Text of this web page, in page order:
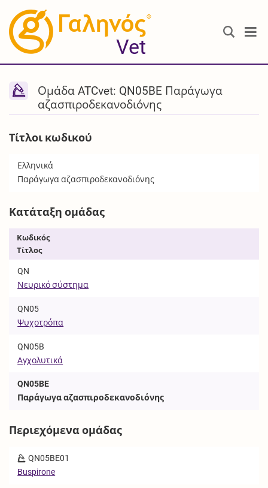
®
Vet
Ομάδα ATCvet: QN05BE Παράγωγα
αζασπιροδεκανοδιόνης
Τίτλοι κωδικού
Ελληνικά
Παράγωγα αζασπιροδεκανοδιόνης
Κατάταξη ομάδας
Κωδικός
Τίτλος
QN
Νευρικό σύστημα
QN05
Ψυχοτρόπα
QN05B
Αγχολυτικά
QN05BE
Παράγωγα αζασπιροδεκανοδιόνης
Περιεχόμενα ομάδας
QN05BE01
Buspirone